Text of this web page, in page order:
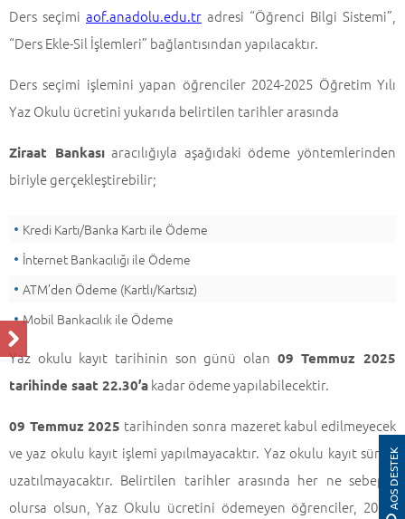
AOS DESTEK
Ders seçimi aof.anadolu.edu.tr adresi “Öğrenci Bilgi Sistemi”,
“Ders Ekle-Sil İşlemleri” bağlantısından yapılacaktır.
Ders seçimi işlemini yapan öğrenciler 2024-2025 Öğretim Yılı
Yaz Okulu ücretini yukarıda belirtilen tarihler arasında
Ziraat Bankasıaracılığıyla aşağıdaki ödeme yöntemlerinden
biriyle gerçekleştirebilir;
Kredi Kartı/Banka Kartı ile Ödeme
İnternet Bankacılığı ile Ödeme
ATM’den Ödeme (Kartlı/Kartsız)
Mobil Bankacılık ile Ödeme
Yaz okulu kayıt tarihinin son günü olan 09 Temmuz 2025
tarihinde saat 22.30’a kadar ödeme yapılabilecektir.
09 Temmuz 2025 tarihinden sonra mazeret kabul edilmeyecek
ve yaz okulu kayıt işlemi yapılmayacaktır. Yaz okulu kayıt süresi
uzatılmayacaktır. Belirtilen tarihler arasında her ne sebeple
olursa olsun, Yaz Okulu ücretini ödemeyen öğrenciler, 2024-